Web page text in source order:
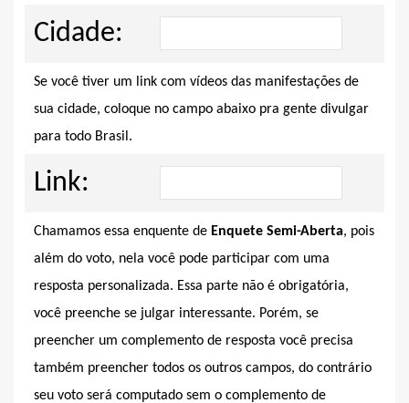
Cidade:
Se você tiver um link com vídeos das manifestações de
sua cidade, coloque no campo abaixo pra gente divulgar
para todo Brasil.
Link:
Chamamos essa enquente de Enquete Semi-Aberta, pois
além do voto, nela você pode participar com uma
resposta personalizada. Essa parte não é obrigatória,
você preenche se julgar interessante. Porém, se
preencher um complemento de resposta você precisa
também preencher todos os outros campos, do contrário
seu voto será computado sem o complemento de